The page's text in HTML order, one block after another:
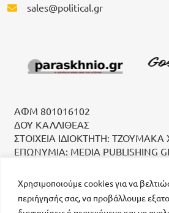
Χρησιμοποιούμε cookies για να
περιήγησής σας, να προβάλλουμε
sales@political.gr
ΑΦΜ 801016102
ΔΟΥ ΚΑΛΛΙΘΕΑΣ
ΣΤΟΙΧΕΙΑ ΙΔΙΟΚΤΗΤΗ: ΤΖΟΥΜΑΚΑ
ΕΠΩΝΥΜΙΑ: MEDIA PUBLISHING